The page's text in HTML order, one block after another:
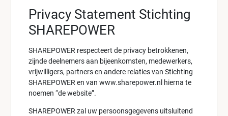
Privacy Statement Stichting
SHAREPOWER
SHAREPOWER respecteert de privacy betrokkenen,
zijnde deelnemers aan bijeenkomsten, medewerkers,
vrijwilligers, partners en andere relaties van Stichting
SHAREPOWER en van www.sharepower.nl hierna te
noemen “de website”.
SHAREPOWER zal uw persoonsgegevens uitsluitend